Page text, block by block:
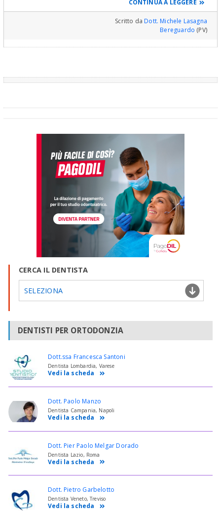
però perde totalmente di efficacia dopo i 15 -16 anni. Nella
maggior parte dei casi le seconde classi, se esaminate sotto un
profilo neuro-muscolare, presentano notevoli gradi di retrusione e
perdita di dimensione verticale che, anche senza al momento
generare dei danni muscolare e articolari a livello dell'ATM,
computerizzati che, analizzando i più fini movimenti mandibolari
ed i valori elettromiografici dei muscoli masticatori e dei muscoli
maggior parte dei casi, come ho avuto modo di constatare nella
diatorici si realizzerà la nuova posizione mandibolare che resterà
ortodontici che prevedano l'avulsione dei premolari poichè tale
pratica accentuerebbe il problema di intrusione mandibolare con
il grave rischio di risvegliare una patologia articolare latente. Rifiuti
anche una esagerata serie di tests radiografici inutili e dannosi
poichè le realzzazioni tridimensionali ben poco ausilio traggono
da rappresentazioni su di un unico piano dello spazio. Molto più
auspicabile una soluzione del genere da me descritto, che le
consentirà di valutare la pienezza del risultato estetico e
funzionale prima di procedere verso la fase ortodontica che, in
caso contrario, sarà effettuata totalmente alla cieca. Cordiali
auguri Michele Lasagna.
CONTINUA A LEGGERE
Scritto daDott. Michele Lasagna
Bereguardo (PV)
CERCA IL DENTISTA
SELEZIONA
DENTISTI PER ORTODONZIA
Dott.ssa Francesca Santoni
Dentista Lombardia, Varese
Vedi la scheda
Dott. Paolo Manzo
Dentista Campania, Napoli
Vedi la scheda
Dott. Pier Paolo Melgar Dorado
Dentista Lazio, Roma
Vedi la scheda
Dott. Pietro Garbelotto
Dentista Veneto, Treviso
Vedi la scheda